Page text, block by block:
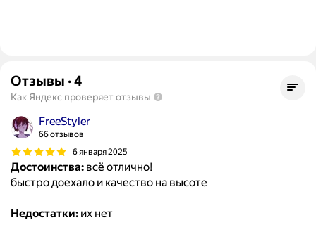
Отзывы ·4
Как Яндекс проверяет отзывы
FreeStyler
66 отзывов
6 января 2025
Достоинства: всё отлично!
быстро доехало и качество на высоте
Недостатки: их нет